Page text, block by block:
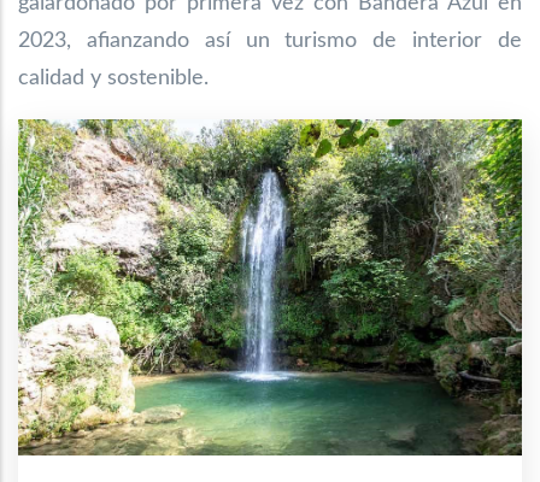
2023, afianzando así un turismo de interior de
calidad y sostenible.